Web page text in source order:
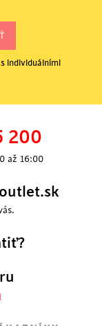
individuálními
200
až 16:00